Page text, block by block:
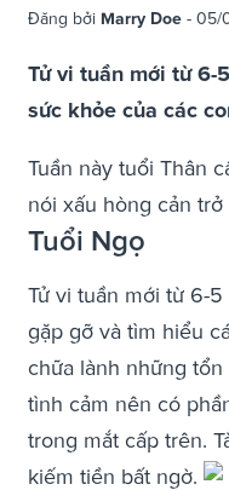
Đăng bởi Marry Doe - 05/
Tử vi tuần mới từ 6-
sức khỏe của các
Tuần này tuổi Thân
nói xấu hòng cản
Tuổi Ngọ
Tử vi tuần mới từ 6-
gặp gỡ và tìm hiểu
chữa lành những
tình cảm nên có
trong mắt cấp trên.
kiếm tiền bất ngờ.